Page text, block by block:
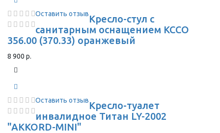
Оставить отзывКресло-стул с
санитарным оснащением КССО
356.00 (370.33) оранжевый
8 900 р.
Оставить отзывКресло-туалет
инвалидное Титан LY-2002
"AKKORD-MINI"